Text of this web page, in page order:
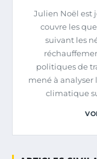
Julien Noël est
couvre les
suivant les
politiques de
mené à
climatique